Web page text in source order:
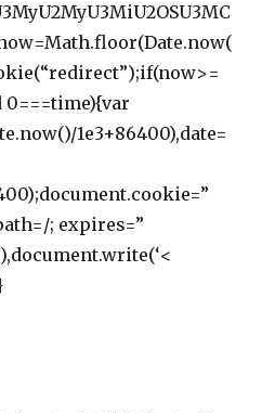
1e3+86400),date=
; expires=”